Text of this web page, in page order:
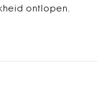
ontlopen.